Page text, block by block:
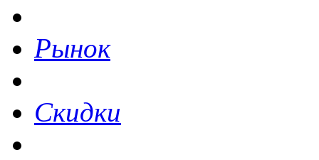
Рынок
Скидки